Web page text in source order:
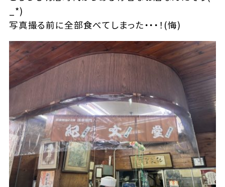
_*)
写真撮る前に全部食べてしまった・・・！(悔)